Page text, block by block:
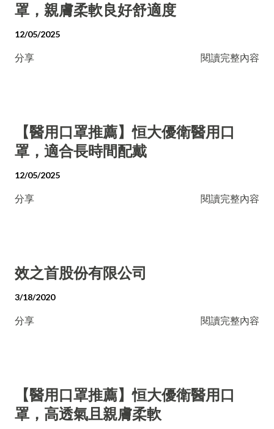
罩，親膚柔軟良好舒適度
12/05/2025
分享 閱讀完整內容
【醫用口罩推薦】恒大優衛醫用口
罩，適合長時間配戴
12/05/2025
分享 閱讀完整內容
效之首股份有限公司
3/18/2020
分享 閱讀完整內容
【醫用口罩推薦】恒大優衛醫用口
罩，高透氣且親膚柔軟